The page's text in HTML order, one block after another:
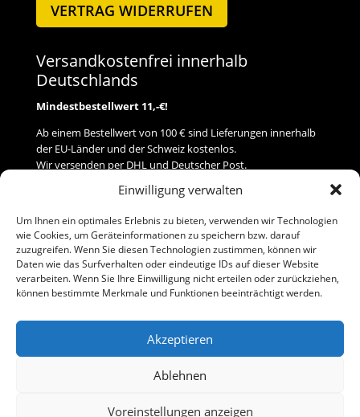
Einwilligung verwalten
Um Ihnen ein optimales Erlebnis zu bieten, verwenden wir Technologien
wie Cookies, um Geräteinformationen zu speichern bzw. darauf
zuzugreifen. Wenn Sie diesen Technologien zustimmen, können wir
Daten wie das Surfverhalten oder eindeutige IDs auf dieser Website
verarbeiten. Wenn Sie Ihre Einwilligung nicht erteilen oder zurückziehen,
können bestimmte Merkmale und Funktionen beeinträchtigt werden.
Akzeptieren
Ablehnen
Voreinstellungen anzeigen
VERTRAG WIDERRUFEN
Versandkostenfrei innerhalb
Deutschlands
Mindestbestellwert 11,-€!
Ab einem Bestellwert von 100 € sind Lieferungen innerhalb
der EU-Länder und der Schweiz kostenlos.
Wir versenden per DHL und Deutscher Post.
Versand
Zahlung
Baumann Modellspielwaren
Telefon (0 91 61) 33 84